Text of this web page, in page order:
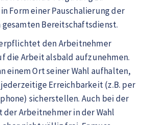
Form einer Pauschalierung der
Bereitschaftsdienst.
den Arbeitnehmer
die Arbeit alsbald aufzunehmen.
einem Ort seiner Wahl aufhalten,
Erreichbarkeit (z.B. per
sicherstellen. Auch bei der
Arbeitnehmer in der Wahl